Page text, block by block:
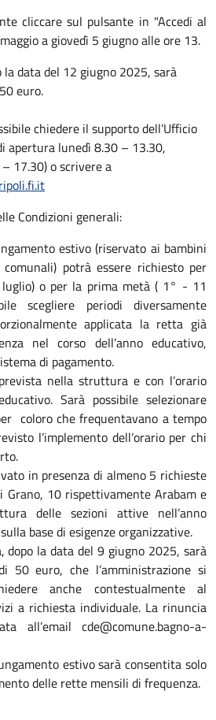
cliccare sul pulsante in "Accedi al
a giovedì 5 giugno alle ore 13.
la data del 12 giugno 2025, sarà
euro.
chiedere il supporto dell’Ufficio
apertura lunedì 8.30 – 13.30,
17.30) o scrivere a
Condizioni generali:
estivo (riservato ai bambini
potrà essere richiesto per
o per la prima metà ( 1° - 11
scegliere periodi diversamente
applicata la retta già
nel corso dell’anno educativo,
di pagamento.
nella struttura e con l’orario
Sarà possibile selezionare
coloro che frequentavano a tempo
l’implemento dell’orario per chi
in presenza di almeno 5 richieste
Grano, 10 rispettivamente Arabam e
delle sezioni attive nell’anno
base di esigenze organizzative.
la data del 9 giugno 2025, sarà
50 euro, che l’amministrazione si
anche contestualmente al
a richiesta individuale. La rinuncia
all’email cde@comune.bagno-a-
estivo sarà consentita solo
delle rette mensili di frequenza.